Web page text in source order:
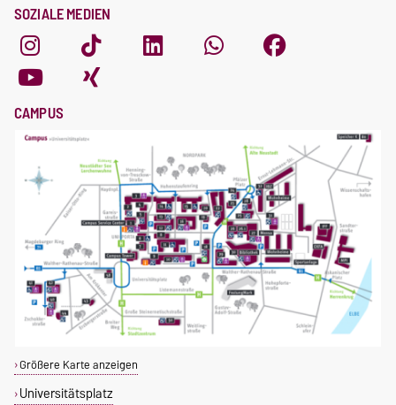
SOZIALE MEDIEN
CAMPUS
Größere Karte anzeigen
Universitätsplatz